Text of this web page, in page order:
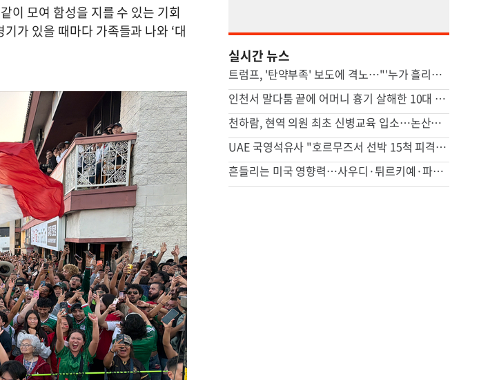
이 모여 함성을 지를 수 있는 기회
가 있을 때마다 가족들과 나와 ‘대
실시간 뉴스
트럼프, '탄약부족' 보도에 격노…"'누가 흘리나' 색출 지시"
인천서 말다툼 끝에 어머니 흉기 살해한 10대 아들 체포
천하람, 현역 의원 최초 신병교육 입소…논산서 2박3일 생활
UAE 국영석유사 "호르무즈서 선박 15척 피격…이번주에도 3척"
흔들리는 미국 영향력…사우디·튀르키예·파키스탄 안보 손잡았다(종합)